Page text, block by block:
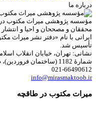
درباره ما
محققان و مصححان و احیا و
ایرانی با نام «دفتر نشر میراث
تأسیس شد.
نشانی: تهران، خیابان انقلاب
شمارۀ 1182 (ساختمان فروردین)، طبقۀ دوم
021-66490612
info@mirasmaktoob.ir
میرات مکتوب در طاقچه